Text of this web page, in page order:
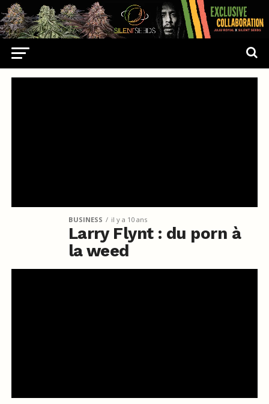
BUSINESS il y a 10 ans
Larry Flynt : du porn à
la weed